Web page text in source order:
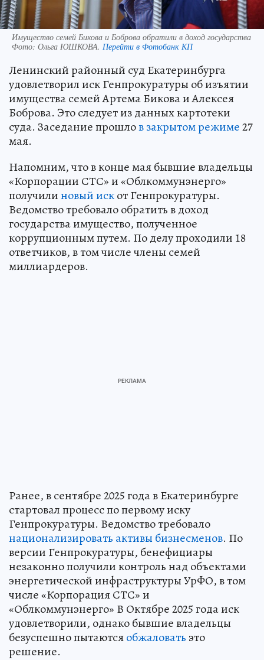
Имущество семей Бикова и Боброва обратили в доход государства
Фото: Ольга ЮШКОВА. Перейти в Фотобанк КП
Ленинский районный суд Екатеринбурга
удовлетворил иск Генпрокуратуры об изъятии
имущества семей Артема Бикова и Алексея
Боброва. Это следует из данных картотеки
суда. Заседание прошлов закрытом режиме27
мая.
Напомним, что в конце мая бывшие владельцы
«Корпорации СТС» и «Облкоммунэнерго»
получилиновый искот Генпрокуратуры.
Ведомство требовало обратить в доход
государства имущество, полученное
коррупционным путем. По делу проходили 18
ответчиков, в том числе члены семей
миллиардеров.
Ранее, в сентябре 2025 года в Екатеринбурге
стартовал процесс по первому иску
Генпрокуратуры. Ведомство требовало
национализировать активы бизнесменов. По
версии Генпрокуратуры, бенефициары
незаконно получили контроль над объектами
энергетической инфраструктуры УрФО, в том
числе «Корпорация СТС» и
«Облкоммунэнерго» В Октябре 2025 года иск
удовлетворили, однако бывшие владельцы
безуспешно пытаютсяобжаловать это
решение.